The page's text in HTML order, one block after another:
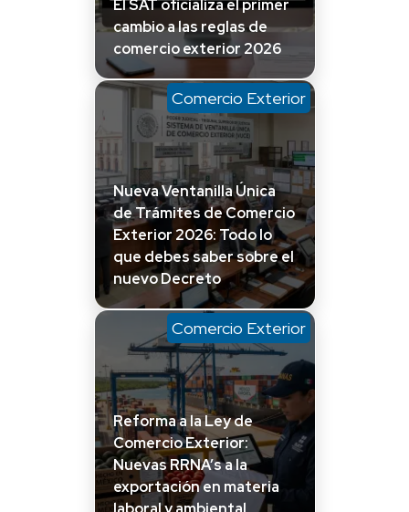
El SAT oficializa el primer
cambio a las reglas de
comercio exterior 2026
Comercio Exterior
Nueva Ventanilla Única
de Trámites de Comercio
Exterior 2026: Todo lo
que debes saber sobre el
nuevo Decreto
Comercio Exterior
Reforma a la Ley de
Comercio Exterior:
Nuevas RRNA’s a la
exportación en materia